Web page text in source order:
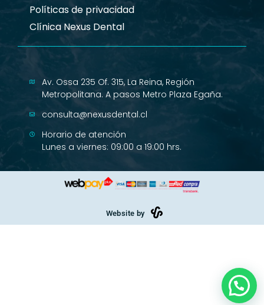
Políticas de privacidad
Clínica Nexus Dental
Av. Ossa 235 Of. 315, La Reina, Región
Metropolitana. A pasos Metro Plaza Egaña.
consulta@nexusdental.cl
Horario de atención
Lunes a viernes: 09:00 a 19:00 hrs.
Website by